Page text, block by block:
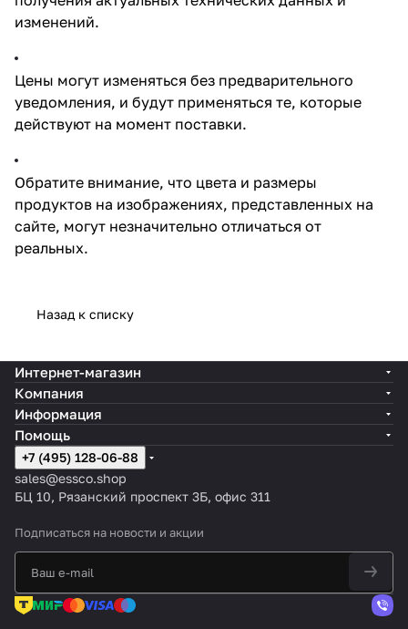
изменений.
Цены могут изменяться без предварительного
уведомления, и будут применяться те, которые
действуют на момент поставки.
Обратите внимание, что цвета и размеры
продуктов на изображениях, представленных на
сайте, могут незначительно отличаться от
реальных.
Назад к списку
Интернет-магазин
Компания
Информация
Помощь
+7 (495) 128-06-88
sales@essco.shop
БЦ 10, Рязанский проспект 3Б, офис 311
Подписаться на новости и акции